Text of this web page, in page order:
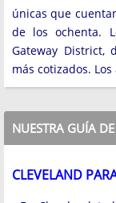
únicas que
de los ochenta.
Gateway District,
más cotizados.
NUESTRA GUÍA
CLEVELAND